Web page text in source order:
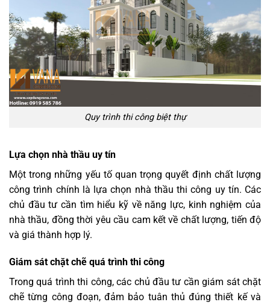
Quy trình thi công biệt thự
Lựa chọn nhà thầu uy tín
Một trong những yếu tố quan trọng quyết định chất lượng
công trình chính là lựa chọn nhà thầu thi công uy tín. Các
chủ đầu tư cần tìm hiểu kỹ về năng lực, kinh nghiệm của
nhà thầu, đồng thời yêu cầu cam kết về chất lượng, tiến độ
và giá thành hợp lý.
Giám sát chặt chẽ quá trình thi công
Trong quá trình thi công, các chủ đầu tư cần giám sát chặt
chẽ từng công đoạn, đảm bảo tuân thủ đúng thiết kế và